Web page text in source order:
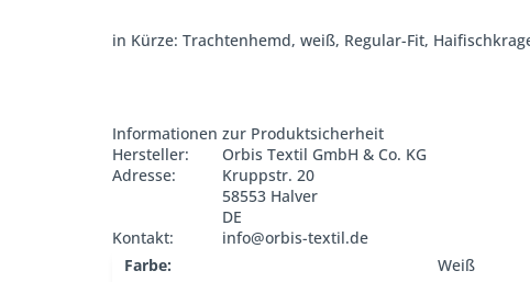
in Kürze: Trachtenhemd, weiß, Regular-Fit,
Informationen zur Produktsicherheit
Hersteller:
Orbis Textil GmbH & Co. KG
Adresse:
Kruppstr. 20
58553 Halver
DE
Kontakt:
info@orbis-textil.de
Farbe:
Weiß